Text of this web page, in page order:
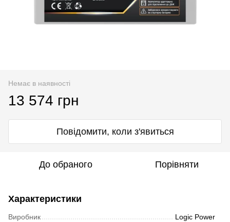
Немає в наявності
13 574 грн
Повідомити, коли з'явиться
До обраного Порівняти
Характеристики
Виробник Logic Power